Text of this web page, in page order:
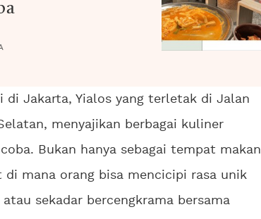
di Jakarta, Yialos yang terletak di Jalan
menyajikan berbagai kuliner
Bukan hanya sebagai tempat makan
di mana orang bisa mencicipi rasa unik
sekadar bercengkrama bersama